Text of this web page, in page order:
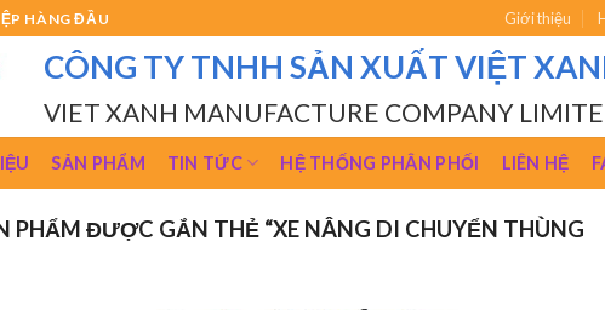
HÀNG ĐẦU Giới thiệu
CÔNG TY TNHH SẢN XUẤT VIỆT
VIET XANH MANUFACTURE COMPANY
SẢN PHẨM TIN TỨC HỆ THỐNG PHÂN PHỐI LIÊN HỆ
PHẨM ĐƯỢC GẮN THẺ “XE NÂNG DI CHUYỂN THÙNG